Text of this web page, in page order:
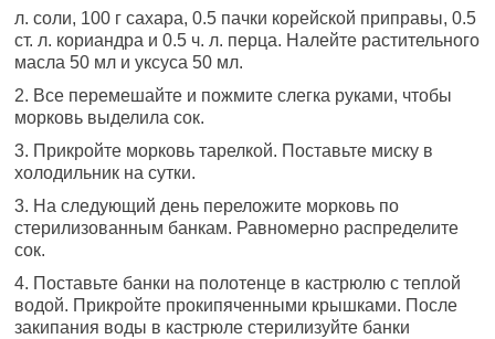
л. соли, 100 г сахара, 0.5 пачки корейской приправы, 0.5
ст. л. кориандра и 0.5 ч. л. перца. Налейте растительного
масла 50 мл и уксуса 50 мл.
2. Все перемешайте и пожмите слегка руками, чтобы
морковь выделила сок.
3. Прикройте морковь тарелкой. Поставьте миску в
холодильник на сутки.
3. На следующий день переложите морковь по
стерилизованным банкам. Равномерно распределите
сок.
4. Поставьте банки на полотенце в кастрюлю с теплой
водой. Прикройте прокипяченными крышками. После
закипания воды в кастрюле стерилизуйте банки